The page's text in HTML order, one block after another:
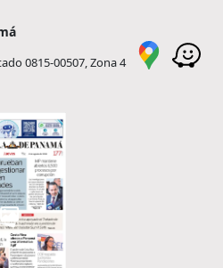
0815-00507, Zona 4